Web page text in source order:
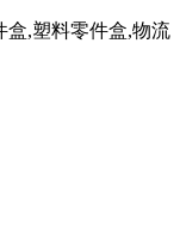
盒,塑料零件盒,物流